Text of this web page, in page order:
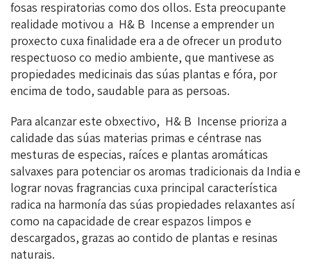
fosas respiratorias como dos ollos. Esta preocupante
realidade motivou a H& B Incense a emprender un
proxecto cuxa finalidade era a de ofrecer un produto
respectuoso co medio ambiente, que mantivese as
propiedades medicinais das súas plantas e fóra, por
encima de todo, saudable para as persoas.
Para alcanzar este obxectivo, H& B Incense prioriza a
calidade das súas materias primas e céntrase nas
mesturas de especias, raíces e plantas aromáticas
salvaxes para potenciar os aromas tradicionais da India e
lograr novas fragrancias cuxa principal característica
radica na harmonía das súas propiedades relaxantes así
como na capacidade de crear espazos limpos e
descargados, grazas ao contido de plantas e resinas
naturais.